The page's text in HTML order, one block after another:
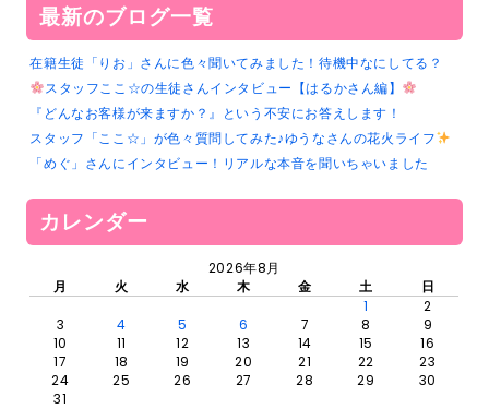
最新のブログ一覧
在籍生徒「りお」さんに色々聞いてみました！待機中なにしてる？
スタッフここ☆の生徒さんインタビュー【はるかさん編】
『どんなお客様が来ますか？』という不安にお答えします！
スタッフ「ここ☆」が色々質問してみた♪ゆうなさんの花火ライフ
「めぐ」さんにインタビュー！リアルな本音を聞いちゃいました
カレンダー
2026年8月
月
火 水 木 金 土
日
1
2
3
4 5 6 7 8
9
10
11 12 13 14 15
16
17
18 19 20 21 22
23
24
25 26 27 28 29
30
31